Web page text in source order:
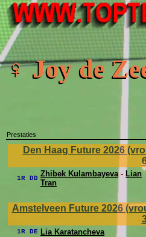
♀ Joy de
Prestaties
Den Haag Future 2026
1R DD Zhibek Kulambayeva- Lian
Tran
Amstelveen Future 2026
1R DE Lia Karatancheva